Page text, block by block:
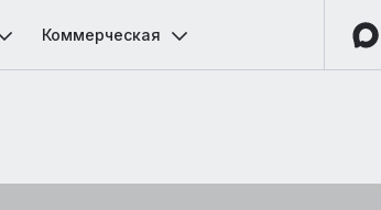
Коммерческая